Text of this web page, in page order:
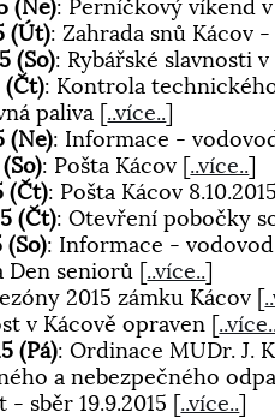
(Ne): Perníčkový víkend
(Út): Zahrada snů Kácov
(So): Rybářské slavnosti v
(Čt): Kontrola
paliva [..více..]
(Ne): Informace -
: Pošta Kácov [..více..]
(Čt): Pošta Kácov
(Čt): Otevření pobočky
(So): Informace -
Den seniorů [..více..]
2015 zámku Kácov [
v Kácově opraven [
(Pá): Ordinace MUDr. J.
a nebezpečného
sběr 19.9.2015 [..více..]